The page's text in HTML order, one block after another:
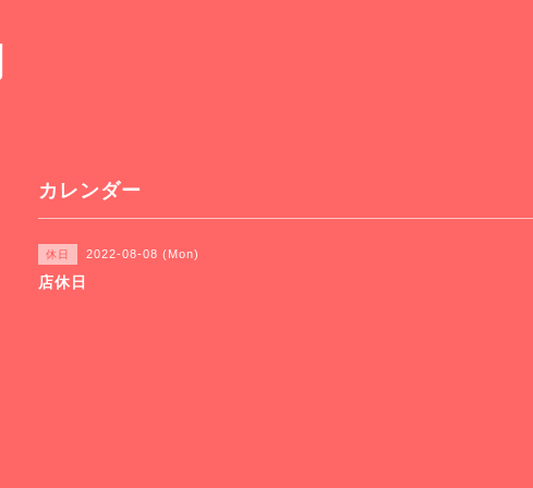
カレンダー
休日 2022-08-08 (Mon)
店休日